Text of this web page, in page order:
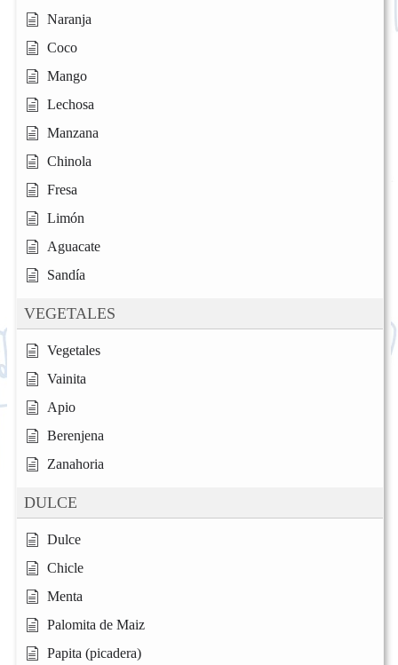
Naranja
Coco
Mango
Lechosa
Manzana
Chinola
Fresa
Limón
Aguacate
Sandía
VEGETALES
Vegetales
Vainita
Apio
Berenjena
Zanahoria
DULCE
Dulce
Chicle
Menta
Palomita de Maiz
Papita (picadera)